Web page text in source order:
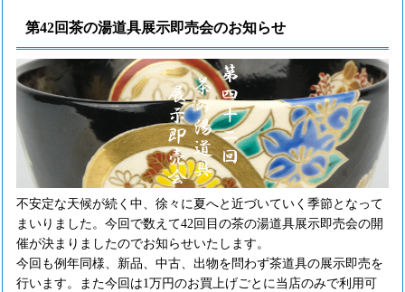
第42回茶の湯道具展示即売会のお知らせ
不安定な天候が続く中、徐々に夏へと近づいていく季節となって
まいりました。今回で数えて42回目の茶の湯道具展示即売会の開
催が決まりましたのでお知らせいたします。
今回も例年同様、新品、中古、出物を問わず茶道具の展示即売を
行います。また今回は1万円のお買上げごとに当店のみで利用可